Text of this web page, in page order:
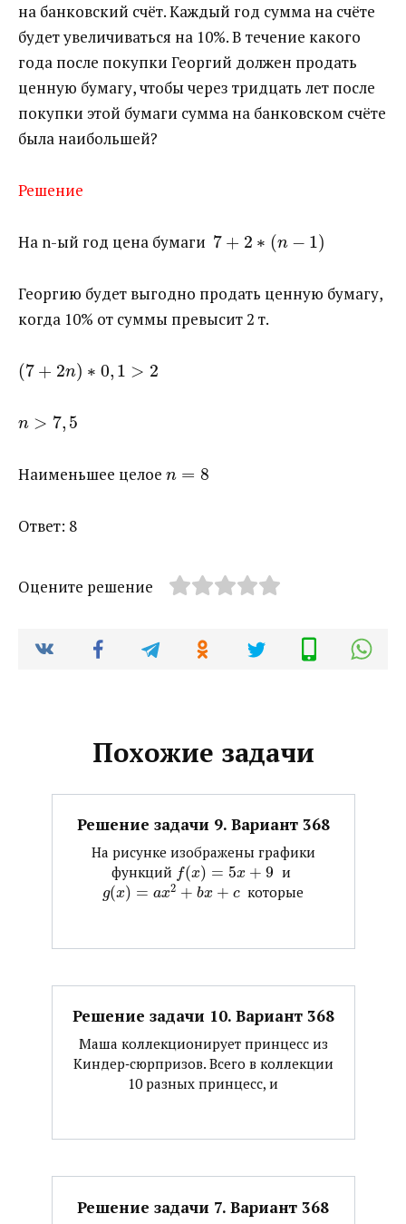
на банковский счёт. Каждый год сумма на счёте
будет увеличиваться на 10%. В течение какого
года после покупки Георгий должен продать
ценную бумагу, чтобы через тридцать лет после
покупки этой бумаги сумма на банковском счёте
была наибольшей?
Решение
На n-ый год цена бумаги​ 7 + 2 ∗ (n − 1)
Георгию будет выгодно продать ценную бумагу,
когда 10% от суммы превысит 2 т.
(7 + 2n) ∗ 0, 1 > 2
n > 7, 5
Наименьшее целое n = 8
Ответ: 8
Оцените решение
Похожие задачи
Решение задачи 9. Вариант 368
На рисунке изображены графики
функций ​ f(x) = 5x + 9 ​ и ​
g(x) = ax2 + bx + c ​ которые
Решение задачи 10. Вариант 368
Маша коллекционирует принцесс из
Киндер‐сюрпризов. Всего в коллекции
10 разных принцесс, и
Решение задачи 7. Вариант 368